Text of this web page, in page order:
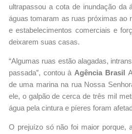
ultrapassou a cota de inundação da
águas tomaram as ruas próximas ao
e estabelecimentos comerciais e
deixarem suas casas.
“Algumas ruas estão alagadas,
passada”, contou à Agência Brasil
de uma marina na rua Nossa
ele, o galpão de cerca de três mil
água pela cintura e píeres foram
O prejuízo só não foi maior porque,